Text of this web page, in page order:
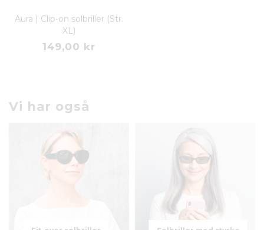
Aura | Clip-on solbriller (Str.
XL)
149,00 kr
Vi har også